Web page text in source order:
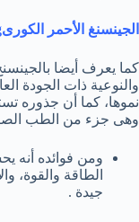
الجينسنغ الأحمر الكورىKorean Red Ginseng
كما يعرف أيضا
نموها، كما أن جذوره
وهى جزء من الطب
ومن فوائده أنه
الطاقة والقوة،
جيدة .